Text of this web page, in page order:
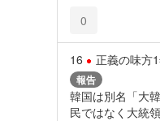
0
16 正義の味方
報告
韓国は別名「大
民ではなく大統